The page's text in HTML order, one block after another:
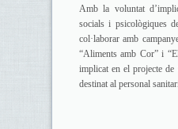
Amb la voluntat
socials i psicològiques
col·laborar amb
“Aliments amb Cor” i
implicat en el projecte de
destinat al personal